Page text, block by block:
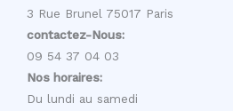
3 Rue Brunel 75017 Paris
contactez-Nous:
09 54 37 04 03
Nos horaires:
Du lundi au samedi